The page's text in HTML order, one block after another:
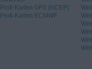
Profi-Karten GFS (NCEP)
Profi-Karten ECMWF